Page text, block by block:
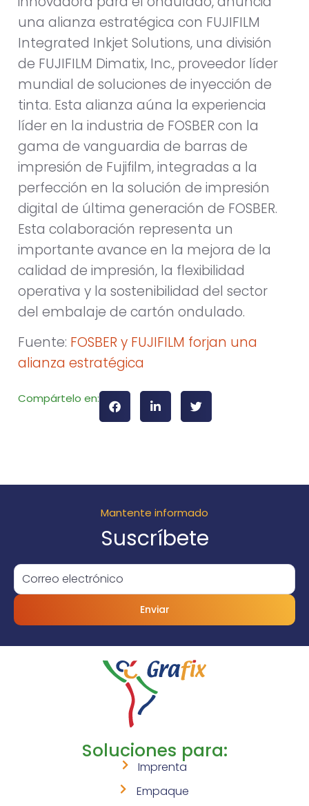
una alianza estratégica con FUJIFILM
Integrated Inkjet Solutions, una división
de FUJIFILM Dimatix, Inc., proveedor líder
mundial de soluciones de inyección de
tinta. Esta alianza aúna la experiencia
líder en la industria de FOSBER con la
gama de vanguardia de barras de
impresión de Fujifilm, integradas a la
perfección en la solución de impresión
digital de última generación de FOSBER.
Esta colaboración representa un
importante avance en la mejora de la
calidad de impresión, la flexibilidad
operativa y la sostenibilidad del sector
del embalaje de cartón ondulado.
Fuente: FOSBER y FUJIFILM forjan una
alianza estratégica
Compártelo en:
Mantente informado
Suscríbete
Enviar
Soluciones para:
Imprenta
Empaque